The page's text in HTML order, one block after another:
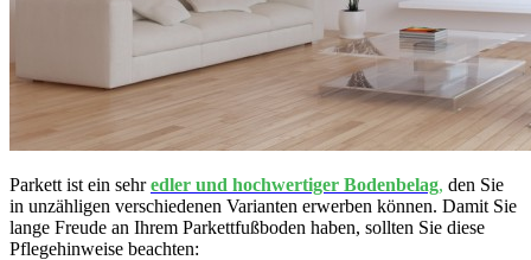
Parkett ist ein sehredler und hochwertiger Bodenbelag, den Sie
in unzähligen verschiedenen Varianten erwerben können. Damit Sie
lange Freude an Ihrem Parkettfußboden haben, sollten Sie diese
Pflegehinweise beachten: